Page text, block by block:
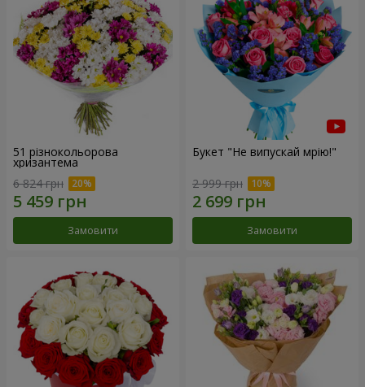
51 різнокольорова
хризантема
6 824 грн
Замовити
Букет "Не випускай мрію!"
2 999 грн
Замовити